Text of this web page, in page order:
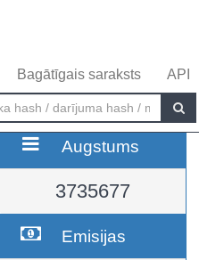
Bagātīgais saraksts API
Augstums
3735677
Emisijas